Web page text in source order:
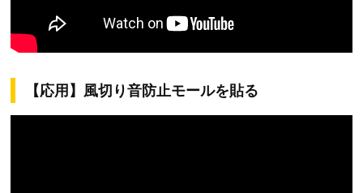
【応用】風切り音防止モールを貼る